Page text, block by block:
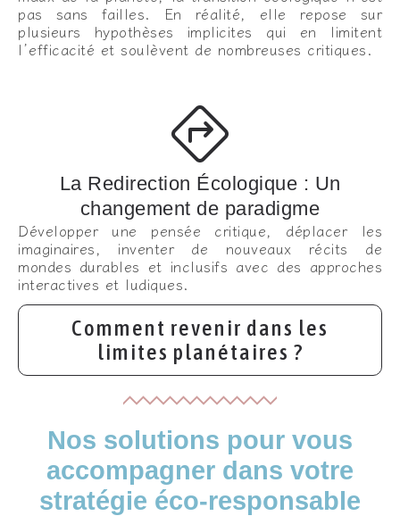
pas sans failles. En réalité, elle repose sur
plusieurs hypothèses implicites qui en limitent
l’efficacité et soulèvent de nombreuses critiques.
La Redirection Écologique : Un
changement de paradigme
Développer une pensée critique, déplacer les
imaginaires, inventer de nouveaux récits de
mondes durables et inclusifs avec des approches
interactives et ludiques.
Comment revenir dans les
limites planétaires ?
Nos solutions pour vous
accompagner dans votre
stratégie éco-responsable